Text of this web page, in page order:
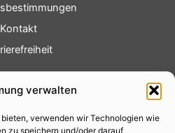
verwalten
verwenden wir Technologien wie
zu speichern und/oder darauf
Kontakt